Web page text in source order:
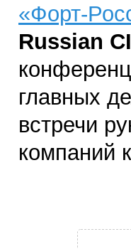
«Форт-
Russian
главных
встречи
компаний